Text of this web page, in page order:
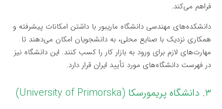
فراهم می‌کند.
دانشکده‌های مهندسی دانشگاه ماریبور با داشتن امکانات پیشرفته و
همکاری نزدیک با صنایع محلی، به دانشجویان امکان می‌دهند تا
مهارت‌های لازم برای ورود به بازار کار را کسب کنند. این دانشگاه نیز
در فهرست دانشگاه‌های مورد تأیید ایران قرار دارد.
۳. دانشگاه پریمورسکا (University of Primorska)